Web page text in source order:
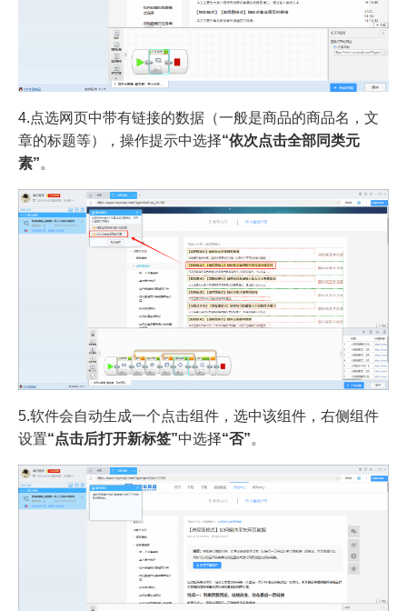
4.点选网页中带有链接的数据（一般是商品的商品名，文
章的标题等），操作提示中选择“依次点击全部同类元
素”。
5.软件会自动生成一个点击组件，选中该组件，右侧组件
设置“点击后打开新标签”中选择“否”。